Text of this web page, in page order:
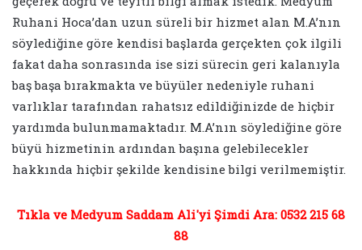
Ruhani Hoca’dan uzun süreli bir hizmet alan M.A’nın
söylediğine göre kendisi başlarda gerçekten çok ilgili
fakat daha sonrasında ise sizi sürecin geri kalanıyla
baş başa bırakmakta ve büyüler nedeniyle ruhani
varlıklar tarafından rahatsız edildiğinizde de hiçbir
yardımda bulunmamaktadır. M.A’nın söylediğine göre
büyü hizmetinin ardından başına gelebilecekler
hakkında hiçbir şekilde kendisine bilgi verilmemiştir.
Tıkla ve Medyum Saddam Ali'yi Şimdi Ara: 0532 215 68
88